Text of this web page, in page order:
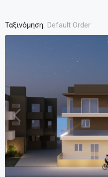
Ταξινόμηση: Default Order